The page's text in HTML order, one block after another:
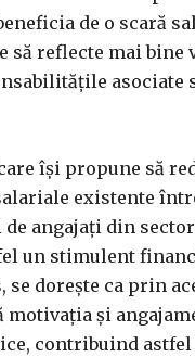
de o scară
să reflecte mai bine
asociate
își propune să
existente
angajați din
un stimulent
se dorește ca prin
motivația și
contribuind astfel